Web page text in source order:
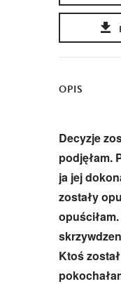
OPIS
Decyzje
podjęłam.
ja jej
zostały
Ktoś